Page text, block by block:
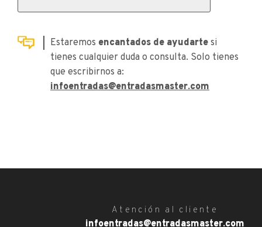
Estaremos encantados de ayudarte si
tienes cualquier duda o consulta. Solo tienes
que escribirnos a:
infoentradas@entradasmaster.com
Atención al cliente
infoentradas@entradasmaster.com